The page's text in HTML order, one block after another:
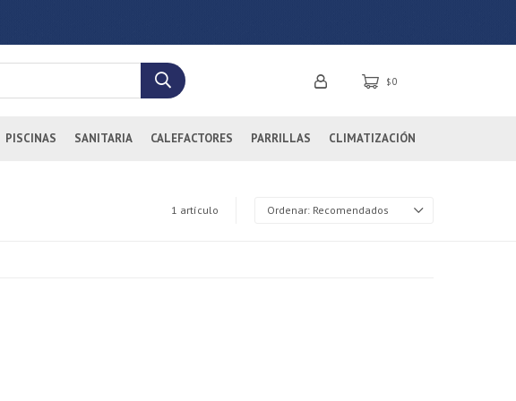
PISCINAS SANITARIA CALEFACTORES PARRILLAS CLIMATIZACIÓN
$0
1 artículo Recomendados